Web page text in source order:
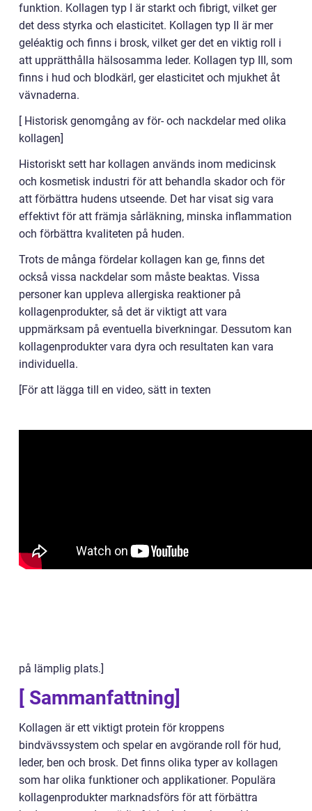
funktion. Kollagen typ I är starkt och fibrigt, vilket ger
det dess styrka och elasticitet. Kollagen typ II är mer
geléaktig och finns i brosk, vilket ger det en viktig roll i
att upprätthålla hälsosamma leder. Kollagen typ III, som
finns i hud och blodkärl, ger elasticitet och mjukhet åt
vävnaderna.
[ Historisk genomgång av för- och nackdelar med olika
kollagen]
Historiskt sett har kollagen används inom medicinsk
och kosmetisk industri för att behandla skador och för
att förbättra hudens utseende. Det har visat sig vara
effektivt för att främja sårläkning, minska inflammation
och förbättra kvaliteten på huden.
Trots de många fördelar kollagen kan ge, finns det
också vissa nackdelar som måste beaktas. Vissa
personer kan uppleva allergiska reaktioner på
kollagenprodukter, så det är viktigt att vara
uppmärksam på eventuella biverkningar. Dessutom kan
kollagenprodukter vara dyra och resultaten kan vara
individuella.
[För att lägga till en video, sätt in texten
på lämplig plats.]
[ Sammanfattning]
Kollagen är ett viktigt protein för kroppens
bindvävssystem och spelar en avgörande roll för hud,
leder, ben och brosk. Det finns olika typer av kollagen
som har olika funktioner och applikationer. Populära
kollagenprodukter marknadsförs för att förbättra